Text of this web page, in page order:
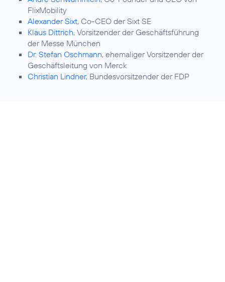
FlixMobility
Alexander Sixt, Co-CEO der Sixt SE
Klaus Dittrich, Vorsitzender der Geschäftsführung
der Messe München
Dr. Stefan Oschmann, ehemaliger Vorsitzender der
Geschäftsleitung von Merck
Christian Lindner, Bundesvorsitzender der FDP